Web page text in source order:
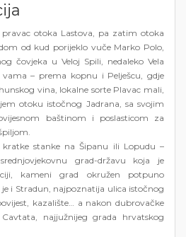
otoka Lastova, pa zatim otoka
od kud porijeklo vuče Marko Polo,
čovjeka u Veloj Spili, nedaleko Vela
– prema kopnu i Pelješcu, gdje
vina, lokalne sorte Plavac mali,
otoku istočnog Jadrana, sa svojim
baštinom i poslasticom za
stanke na Šipanu ili Lopudu –
grad-državu koja je
kameni grad okružen potpuno
i Stradun, najpoznatija ulica istočnog
kazalište… a nakon dubrovačke
najjužnijeg grada hrvatskog